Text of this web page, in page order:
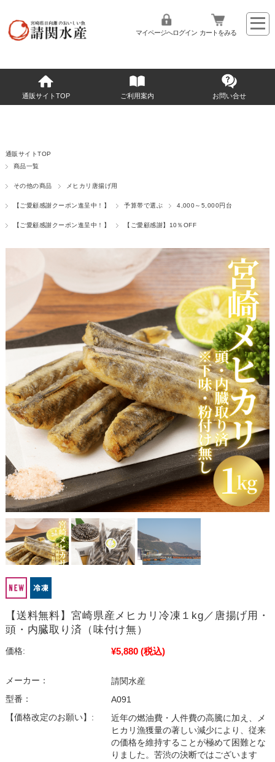
マイページへログイン カートをみる
通販サイトTOP ご利用案内 お問い合せ
通販サイトTOP
商品一覧
その他の商品 メヒカリ唐揚げ用
【ご愛顧感謝クーポン進呈中！】 予算帯で選ぶ 4,000～5,000円台
【ご愛顧感謝クーポン進呈中！】 【ご愛顧感謝】10％OFF
【送料無料】宮崎県産メヒカリ冷凍１kg／唐揚げ用・
頭・内臓取り済（味付け無）
価格: ¥5,880 (税込)
メーカー：
請関水産
型番：
A091
【価格改定のお願い】:
近年の燃油費・人件費の高騰に加え、メ
ヒカリ漁獲量の著しい減少により、従来
の価格を維持することが極めて困難とな
りました。苦渋の決断ではございます